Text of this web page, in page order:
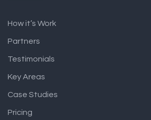
How it’s Work
Partners
Testimonials
Key Areas
Case Studies
Pricing